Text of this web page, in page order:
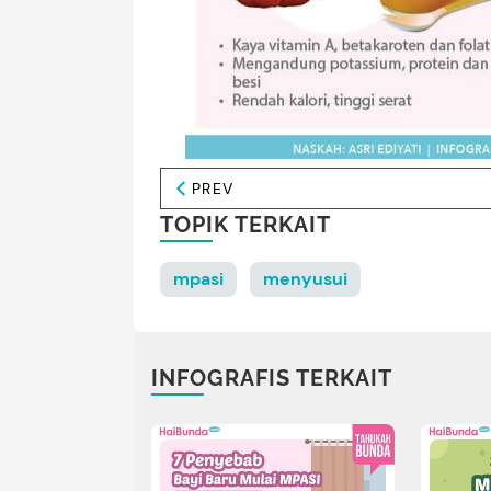
PREV
TOPIK TERKAIT
mpasi menyusui
INFOGRAFIS TERKAIT